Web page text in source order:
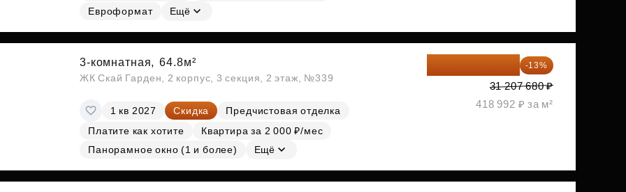
Евроформат
Ещё
3-комнатная, 64.8м²
ЖК Скай Гарден, 2 корпус, 3 секция, 2 этаж, №339
1 кв 2027 Скидка
Предчистовая отделка
Платите как хотите
Квартира за 2 000 ₽/мес
Панорамное окно (1 и более)
Ещё
-13%
31 207 680 ₽
418 992 ₽ за м²